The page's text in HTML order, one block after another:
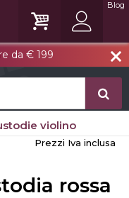
close
da € 199
Blog
violino
Prezzi Iva inclusa
rossa